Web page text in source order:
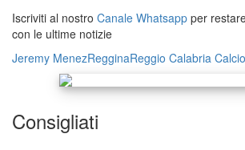
Iscriviti al nostro Canale Whatsapp per
con le ultime notizie
Jeremy MenezRegginaReggio Calabria Calcio
Consigliati